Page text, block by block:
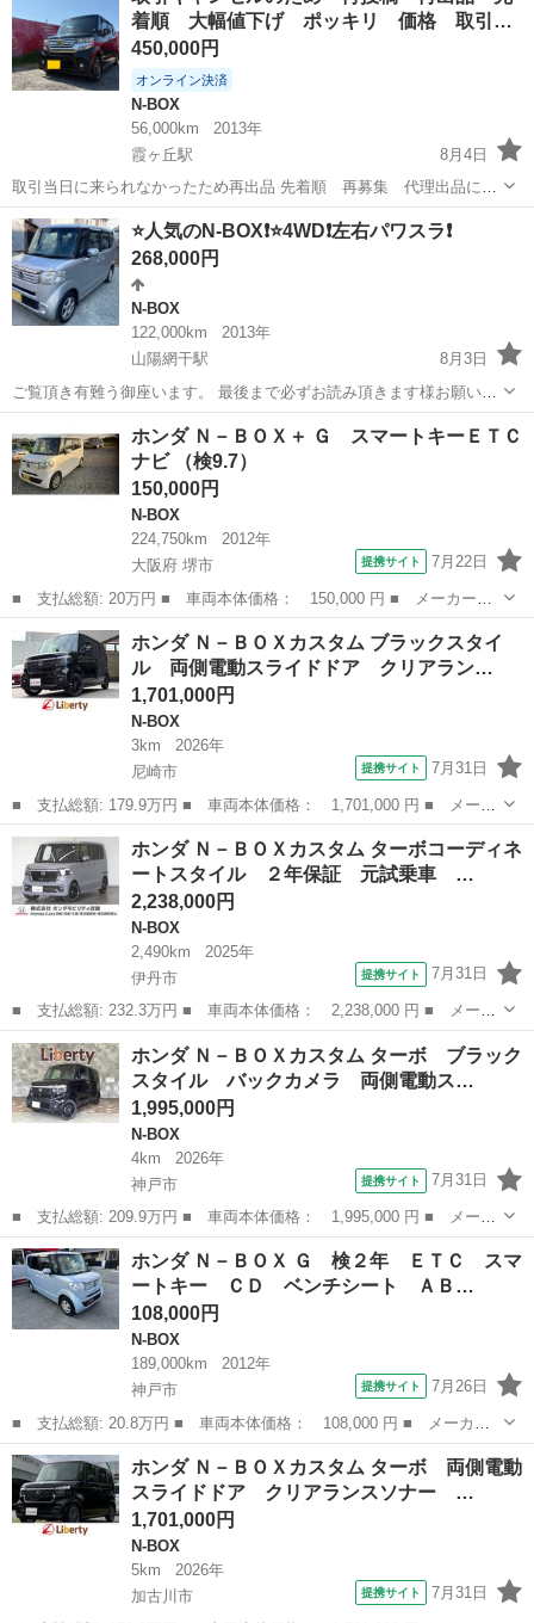
着順 大幅値下げ ポッキリ 価格 取引…
450,000円
オンライン決済
N-BOX
56,000km
2013年
霞ヶ丘駅
8月4日
取引当日に来られなかったため再出品 先着順 再募集 代理出品にな
ります 85万円から大幅に35万値下げして 50万円ポッキリです NBOX
カスタム 黒 低走行 車検1年あり (令和9年2月まで) 貸出してい...
兵庫 淡路市 霞ヶ丘駅 N-BOX NBOX
⭐️人気のN-BOX❗️⭐️4WD❗️左右パワスラ❗️
268,000円
N-BOX
122,000km
2013年
山陽網干駅
8月3日
ご覧頂き有難う御座います。 最後まで必ずお読み頂きます様お願い致
します！ またプロフィール欄もご覧頂けますと幸いです。 注）いきな
り連絡先を送ってくる方、日本語が通じない方はスルー若しくはブロ
ックさせ...
山陽網干駅
ホンダ Ｎ－ＢＯＸ＋ Ｇ スマートキーＥＴＣ
ナビ （検9.7）
150,000円
N-BOX
224,750km
2012年
大阪府 堺市
提携サイト 7月22日
■ 支払総額: 20万円 ■ 車両本体価格： 150,000 円 ■ メーカー
名： ホンダ ■ 車種名： Ｎ－ＢＯＸ＋ ■ グレード名： Ｇ ス
マートキーＥＴＣナビ ■ 排気量： 660cc ■ ドア枚数： 5D ■ ミ
ッ...
大阪 堺市 N-BOX
ホンダ Ｎ－ＢＯＸカスタム ブラックスタイ
ル 両側電動スライドドア クリアラン…
1,701,000円
N-BOX
3km
2026年
尼崎市
提携サイト 7月31日
■ 支払総額: 179.9万円 ■ 車両本体価格： 1,701,000 円 ■ メーカ
ー名： ホンダ ■ 車種名： Ｎ－ＢＯＸカスタム ■ グレード
名： ブラックスタイル 両側電動スライドドア クリアランスソナ
ー オートラ...
兵庫 尼崎市 N-BOX
ホンダ Ｎ－ＢＯＸカスタム ターボコーディネ
ートスタイル ２年保証 元試乗車 …
2,238,000円
N-BOX
2,490km
2025年
伊丹市
提携サイト 7月31日
■ 支払総額: 232.3万円 ■ 車両本体価格： 2,238,000 円 ■ メーカ
ー名： ホンダ ■ 車種名： Ｎ－ＢＯＸカスタム ■ グレード
名： ターボコーディネートスタイル ２年保証 元試乗車 禁煙
車 純正９イン...
兵庫 伊丹市 N-BOX
ホンダ Ｎ－ＢＯＸカスタム ターボ ブラック
スタイル バックカメラ 両側電動ス…
1,995,000円
N-BOX
4km
2026年
神戸市
提携サイト 7月31日
■ 支払総額: 209.9万円 ■ 車両本体価格： 1,995,000 円 ■ メーカ
ー名： ホンダ ■ 車種名： Ｎ－ＢＯＸカスタム ■ グレード
名： ターボ ブラックスタイル バックカメラ 両側電動スライド
ドア オート...
兵庫 神戸市 N-BOX
ホンダ Ｎ－ＢＯＸ Ｇ 検２年 ＥＴＣ スマ
ートキー ＣＤ ベンチシート ＡＢ…
108,000円
N-BOX
189,000km
2012年
神戸市
提携サイト 7月26日
■ 支払総額: 20.8万円 ■ 車両本体価格： 108,000 円 ■ メーカー
名： ホンダ ■ 車種名： Ｎ－ＢＯＸ ■ グレード名： Ｇ 検２
年 ＥＴＣ スマートキー ＣＤ ベンチシート ＡＢＳ ■ 排気
量： 660...
兵庫 神戸市 N-BOX
ホンダ Ｎ－ＢＯＸカスタム ターボ 両側電動
スライドドア クリアランスソナー …
1,701,000円
N-BOX
5km
2026年
加古川市
提携サイト 7月31日